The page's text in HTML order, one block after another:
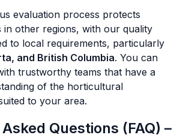
evaluation process protects
other regions, with our quality
to local requirements, particularly
and British Columbia. You can
trustworthy teams that have a
of the horticultural
to your area.
Questions (FAQ) –